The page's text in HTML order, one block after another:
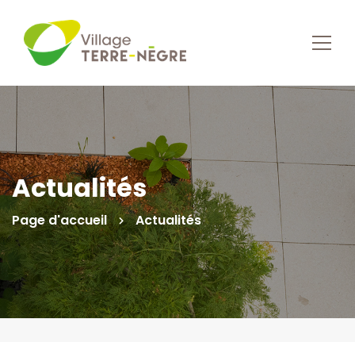
Actualités
Page d'accueil Actualités